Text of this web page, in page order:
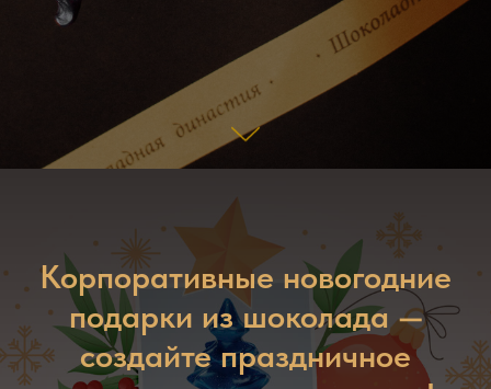
Корпоративные новогодние
подарки из шоколада —
создайте праздничное